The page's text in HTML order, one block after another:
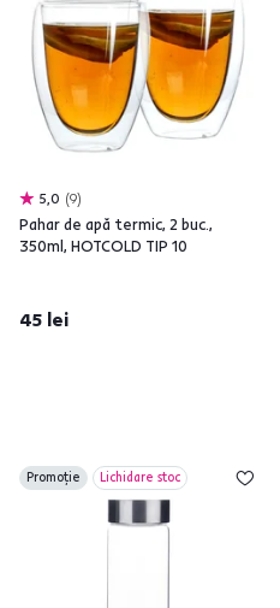
5,0 9
Pahar de apă termic, 2 buc.,
350ml, HOTCOLD TIP 10
45 lei
Promoție Lichidare stoc